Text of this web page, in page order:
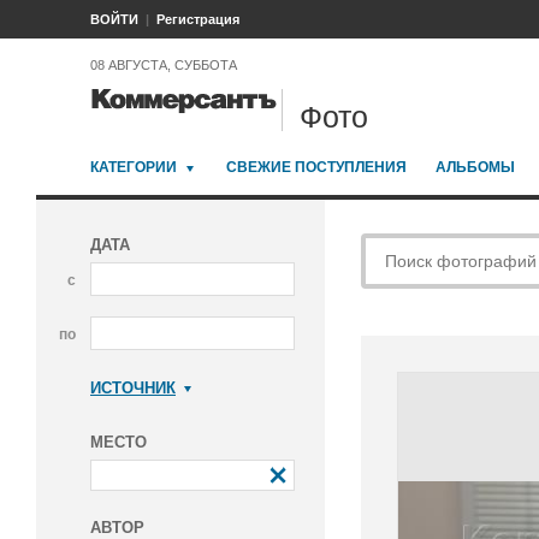
ВОЙТИ Регистрация
08 АВГУСТА, СУББОТА
Фото
КАТЕГОРИИ СВЕЖИЕ ПОСТУПЛЕНИЯ АЛЬБОМЫ
ДАТА
с
по
ИСТОЧНИК
МЕСТО
АВТОР